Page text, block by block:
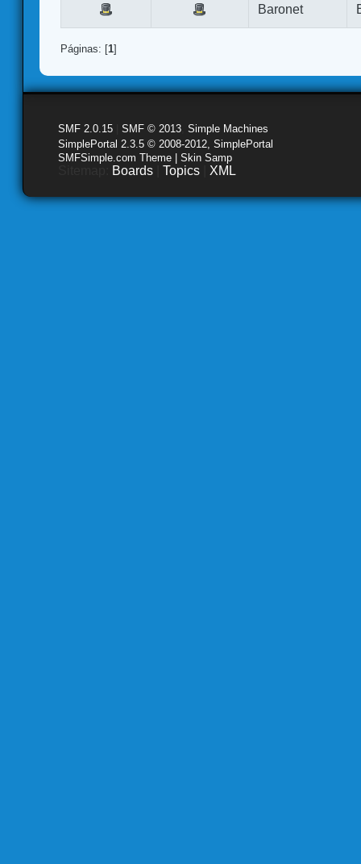
Baronet
Páginas: [1]
SMF 2.0.15 SMF © 2013 Simple Machines
SimplePortal 2.3.5 © 2008-2012, SimplePortal
SMFSimple.com Theme | Skin Samp
Boards Topics XML